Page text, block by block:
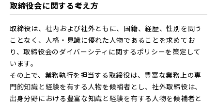
取締役会に関する考え方
取締役は、社内および社外ともに、国籍、経歴、性別を問う
ことなく、人格・見識に優れた人物であることを求めてお
り、取締役会のダイバーシティに関するポリシーを策定して
います。
その上で、業務執行を担当する取締役は、豊富な業務上の専
門的知識と経験を有する人物を候補者とし、社外取締役は、
出身分野における豊富な知識と経験を有する人物を候補者と